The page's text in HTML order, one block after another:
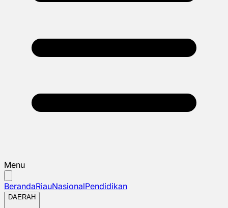
Menu
BerandaRiauNasionalPendidikan
DAERAH